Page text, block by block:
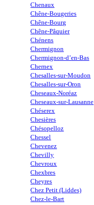
Chenaux
Chêne-Bougeries
Chêne-Bourg
Chêne-Pâquier
Chénens
Chermignon
Chermignon-d’en-Bas
Chernex
Chesalles-sur-Moudon
Chesalles-sur-Oron
Cheseaux-Noréaz
Cheseaux-sur-Lausanne
Chéserex
Chesières
Chésopelloz
Chessel
Chevenez
Chevilly
Chevroux
Chexbres
Cheyres
Chez Petit (Liddes)
Chez-le-Bart